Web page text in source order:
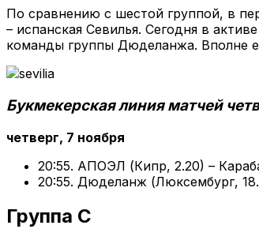
По сравнению с шестой группой, в
– испанская Севилья. Сегодня в
команды группы Дюделанжа. Вполне
Букмекерская линия матчей
четверг, 7 ноября
20:55. АПОЭЛ (Кипр, 2.20) –
20:55. Дюделанж (Люксембург,
Группа С